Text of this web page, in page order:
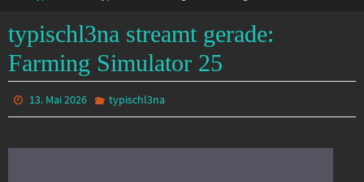
typischl3na streamt gerade:
Farming Simulator 25
13. Mai 2026 typischl3na